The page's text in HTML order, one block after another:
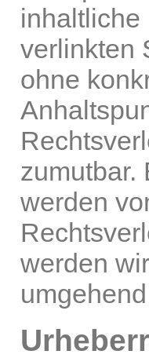
inhaltliche
verlinkten
ohne
zumutbar.
werden
werden